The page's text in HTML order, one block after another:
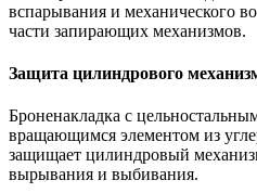
вспарывания и механического
части запирающих механизмов.
Защита цилиндрового
Броненакладка с
вращающимся элементом из
защищает цилиндровый
вырывания и выбивания.